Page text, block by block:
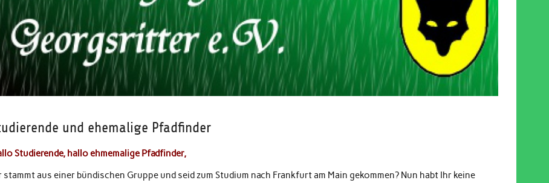
und ehemalige Pfadfinder
Studierende, hallo ehmemalige Pfadfinder,
stammt aus einer bündischen Gruppe und seid zum Studium nach Frankfurt am Main gekommen? Nun habt Ihr keine